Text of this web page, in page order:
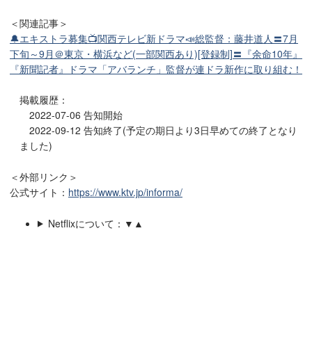
＜関連記事＞
🔔エキストラ募集📺関西テレビ新ドラマ📣総監督：藤井道人〓7月
下旬～9月＠東京・横浜など(一部関西あり)[登録制]〓『余命10年』
『新聞記者』ドラマ「アバランチ」監督が連ドラ新作に取り組む！
掲載履歴：
2022-07-06 告知開始
2022-09-12 告知終了(予定の期日より3日早めての終了となり
ました)
＜外部リンク＞
公式サイト： https://www.ktv.jp/informa/
Netflixについて：▼▲